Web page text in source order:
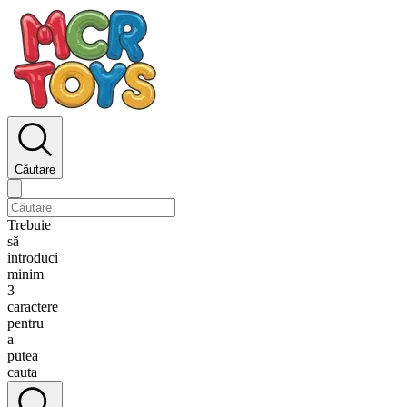
Căutare
Trebuie
să
introduci
minim
3
caractere
pentru
a
putea
cauta